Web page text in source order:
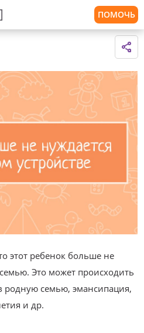
ПОМОЧЬ
этот ребенок больше не
Это может происходить
родную семью, эмансипация,
и др.